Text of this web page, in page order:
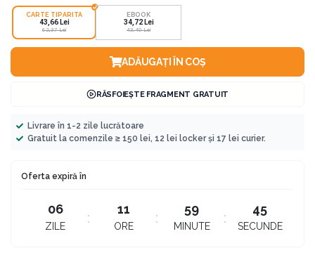
CARTE TIPARITA
43,66 Lei
62,37 Lei
EBOOK
34,72 Lei
43,40 Lei
ADĂUGAȚI ÎN COȘ
RĂSFOIEȘTE FRAGMENT GRATUIT
Livrare în 1-2 zile lucrătoare
Gratuit la comenzile ≥ 150 lei, 12 lei locker și 17 lei curier.
Oferta expiră în
06
ZILE
11
ORE
59
MINUTE
45
SECUNDE